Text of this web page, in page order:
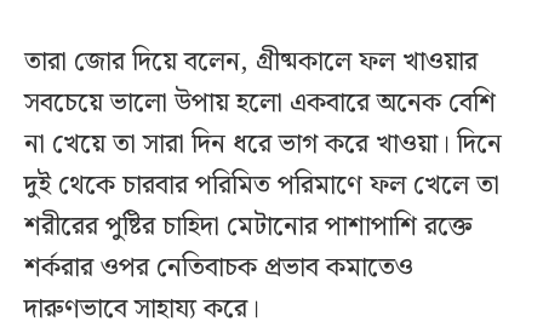
তারা জোর দিয়ে বলেন, গ্রীষ্মকালে ফল খাওয়ার
সবচেয়ে ভালো উপায় হলো একবারে অনেক বেশি
না খেয়ে তা সারা দিন ধরে ভাগ করে খাওয়া। দিনে
দুই থেকে চারবার পরিমিত পরিমাণে ফল খেলে তা
শরীরের পুষ্টির চাহিদা মেটানোর পাশাপাশি রক্তে
শর্করার ওপর নেতিবাচক প্রভাব কমাতেও
দারুণভাবে সাহায্য করে।